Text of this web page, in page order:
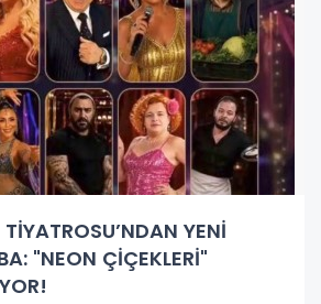
YENİ
"NEON ÇİÇEKLERİ"